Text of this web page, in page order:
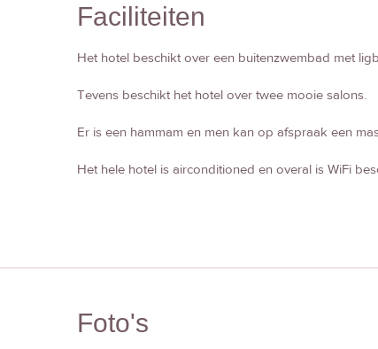
Faciliteiten
Het hotel beschikt over een buitenzwembad met
Tevens beschikt het hotel over twee mooie salons.
Er is een hammam en men kan op afspraak een
Het hele hotel is airconditioned en overal is WiFi
Foto's